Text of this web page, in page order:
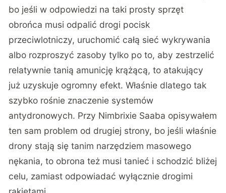
bo jeśli w odpowiedzi na taki prosty sprzęt
obrońca musi odpalić drogi pocisk
przeciwlotniczy, uruchomić całą sieć wykrywania
albo rozproszyć zasoby tylko po to, aby zestrzelić
relatywnie tanią amunicję krążącą, to atakujący
już uzyskuje ogromny efekt. Właśnie dlatego tak
szybko rośnie znaczenie systemów
antydronowych. Przy Nimbrixie Saaba opisywałem
ten sam problem od drugiej strony, bo jeśli właśnie
drony stają się tanim narzędziem masowego
nękania, to obrona też musi tanieć i schodzić bliżej
celu, zamiast odpowiadać wyłącznie drogimi